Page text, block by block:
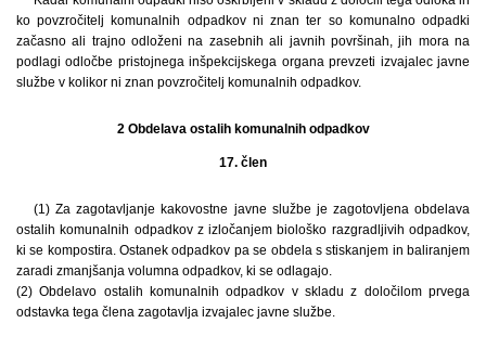
ko povzročitelj komunalnih odpadkov ni znan ter so komunalno odpadki
začasno ali trajno odloženi na zasebnih ali javnih površinah, jih mora na
podlagi odločbe pristojnega inšpekcijskega organa prevzeti izvajalec javne
službe v kolikor ni znan povzročitelj komunalnih odpadkov.
2 Obdelava ostalih komunalnih odpadkov
17. člen
(1) Za zagotavljanje kakovostne javne službe je zagotovljena obdelava
ostalih komunalnih odpadkov z izločanjem biološko razgradljivih odpadkov,
ki se kompostira. Ostanek odpadkov pa se obdela s stiskanjem in baliranjem
zaradi zmanjšanja volumna odpadkov, ki se odlagajo.
(2) Obdelavo ostalih komunalnih odpadkov v skladu z določilom prvega
odstavka tega člena zagotavlja izvajalec javne službe.